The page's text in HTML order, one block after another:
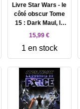
Livre Star Wars - le
côté obscur Tome
15 : Dark Maul, le
fils de Dathomir
15,99 €
1 en stock